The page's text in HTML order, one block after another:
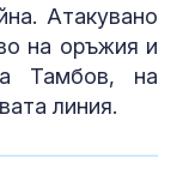
Атакувано
на оръжия и
Тамбов, на
линия.